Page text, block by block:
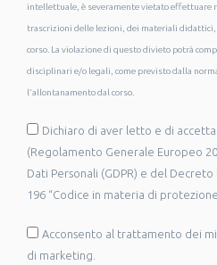
intellettuale, è severamente vietato effettuare
trascrizioni delle lezioni, dei materiali
corso. La violazione di questo divieto potrà
disciplinari e/o legali, come previsto dalla
l’allontanamento dal corso.
Dichiaro di aver letto e di
(Regolamento Generale Europeo
Dati Personali (GDPR) e del Decreto
196 “Codice in materia di
Acconsento al trattamento dei
di marketing.